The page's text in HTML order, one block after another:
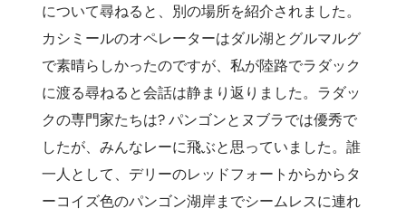
について尋ねると、別の場所を紹介されました。
カシミールのオペレーターはダル湖とグルマルグ
で素晴らしかったのですが、私が陸路でラダック
に渡る尋ねると会話は静まり返りました。ラダッ
クの専門家たちは? パンゴンとヌブラでは優秀で
したが、みんなレーに飛ぶと思っていました。誰
一人として、デリーのレッドフォートからからタ
ーコイズ色のパンゴン湖岸までシームレスに連れ